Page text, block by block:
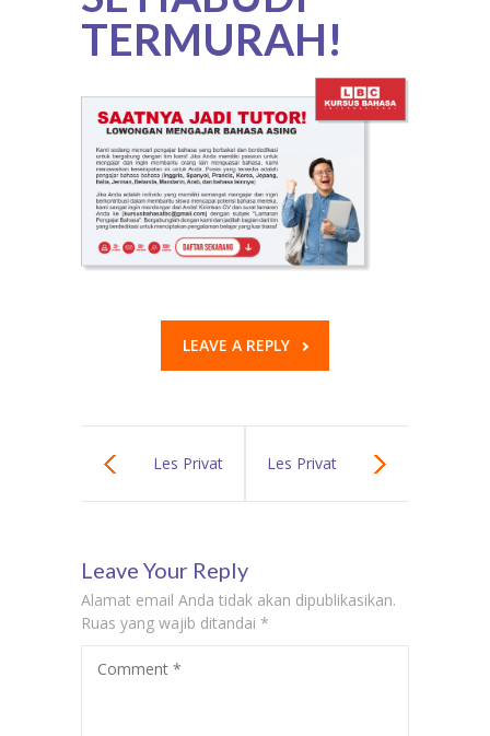
TERMURAH!
LEAVE A REPLY
Les Privat
di Pesanggrahan
– Biaya Kursus
Privat Bahasa
Les Privat
Cirebon –
Leave Your Reply
Alamat email Anda tidak akan dipublikasikan.
Ruas yang wajib ditandai *
Comment *